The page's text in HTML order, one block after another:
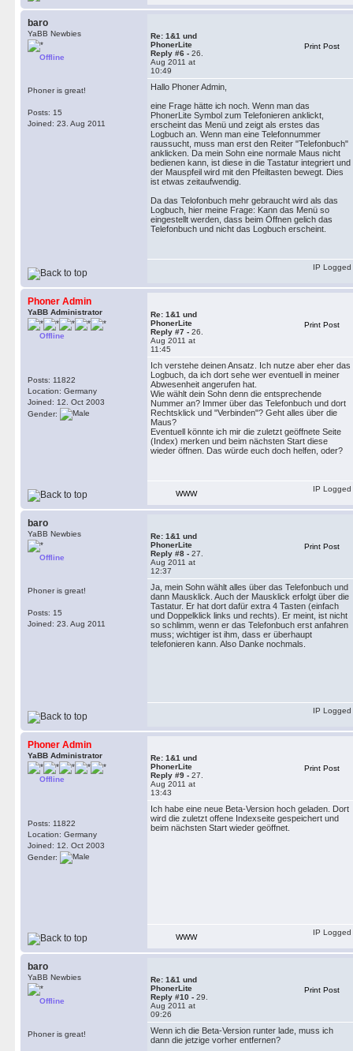
baro
YaBB Newbies
Offline
Phoner is great!
Posts: 15
Joined: 23. Aug 2011
Re: 1&1 und
PhonerLite
Reply #6 - 26.
Aug 2011 at
10:49
Print Post
Hallo Phoner Admin,
eine Frage hätte ich noch. Wenn man das
PhonerLite Symbol zum Telefonieren anklickt,
erscheint das Menü und zeigt als erstes das
Logbuch an. Wenn man eine Telefonnummer
raussucht, muss man erst den Reiter "Telefonbuch"
anklicken. Da mein Sohn eine normale Maus nicht
bedienen kann, ist diese in die Tastatur integriert und
der Mauspfeil wird mit den Pfeiltasten bewegt. Dies
ist etwas zeitaufwendig.
Da das Telofonbuch mehr gebraucht wird als das
Logbuch, hier meine Frage: Kann das Menü so
eingestellt werden, dass beim Öffnen gelich das
Telefonbuch und nicht das Logbuch erscheint.
IP Logged
Phoner Admin
YaBB Administrator
Offline
Posts: 11822
Location: Germany
Joined: 12. Oct 2003
Gender:
Re: 1&1 und
PhonerLite
Reply #7 - 26.
Aug 2011 at
11:45
Print Post
Ich verstehe deinen Ansatz. Ich nutze aber eher das
Logbuch, da ich dort sehe wer eventuell in meiner
Abwesenheit angerufen hat.
Wie wählt dein Sohn denn die entsprechende
Nummer an? Immer über das Telefonbuch und dort
Rechtsklick und "Verbinden"? Geht alles über die
Maus?
Eventuell könnte ich mir die zuletzt geöffnete Seite
(Index) merken und beim nächsten Start diese
wieder öffnen. Das würde euch doch helfen, oder?
WWW
IP Logged
baro
YaBB Newbies
Offline
Phoner is great!
Posts: 15
Joined: 23. Aug 2011
Re: 1&1 und
PhonerLite
Reply #8 - 27.
Aug 2011 at
12:37
Print Post
Ja, mein Sohn wählt alles über das Telefonbuch und
dann Mausklick. Auch der Mausklick erfolgt über die
Tastatur. Er hat dort dafür extra 4 Tasten (einfach
und Doppelklick links und rechts). Er meint, ist nicht
so schlimm, wenn er das Telefonbuch erst anfahren
muss; wichtiger ist ihm, dass er überhaupt
telefonieren kann. Also Danke nochmals.
IP Logged
Phoner Admin
YaBB Administrator
Offline
Posts: 11822
Location: Germany
Joined: 12. Oct 2003
Gender:
Re: 1&1 und
PhonerLite
Reply #9 - 27.
Aug 2011 at
13:43
Print Post
Ich habe eine neue Beta-Version hoch geladen. Dort
wird die zuletzt offene Indexseite gespeichert und
beim nächsten Start wieder geöffnet.
WWW
IP Logged
baro
YaBB Newbies
Offline
Phoner is great!
Re: 1&1 und
PhonerLite
Reply #10 - 29.
Aug 2011 at
09:26
Print Post
Wenn ich die Beta-Version runter lade, muss ich
dann die jetzige vorher entfernen?